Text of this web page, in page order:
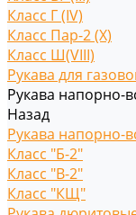
Класс Г (IV)
Класс Пар-2 (X)
Класс Ш(VIII)
Рукава для
Рукава напорно-
Назад
Рукава напорно-
Класс "Б-2"
Класс "В-2"
Класс "КЩ"